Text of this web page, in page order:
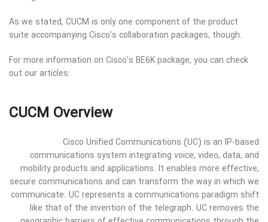
As we stated, CUCM is only one component of the product
suite accompanying Cisco’s collaboration packages, though.
For more information on Cisco’s BE6K package, you can check
out our articles:
CUCM Overview
Cisco Unified Communications (UC) is an IP-based
communications system integrating voice, video, data, and
mobility products and applications. It enables more effective,
secure communications and can transform the way in which we
communicate. UC represents a communications paradigm shift
like that of the invention of the telegraph. UC removes the